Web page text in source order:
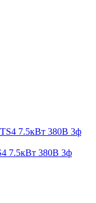
7.5кВт 380В 3ф